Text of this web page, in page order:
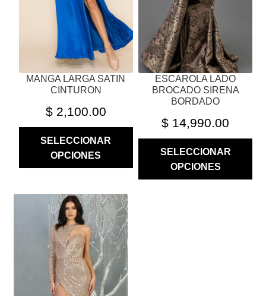
MANGA LARGA SATIN
CINTURON
$2,100.00
SELECCIONAR
OPCIONES
PUEDEN
DE
ESCAROLA LADO
BROCADO SIRENA
BORDADO
$ 14,990.00
SELECCIONAR
OPCIONES
PUEDEN
ELEGIR
EN
LA
PÁGINA
PRODUCTO
PRODUCTO
MÚLTIPLES
VARIANTES.
OPCIONES